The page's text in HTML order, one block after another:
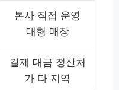
본사 직접 운영
대형 매장
결제 대금 정산처
가 타 지역